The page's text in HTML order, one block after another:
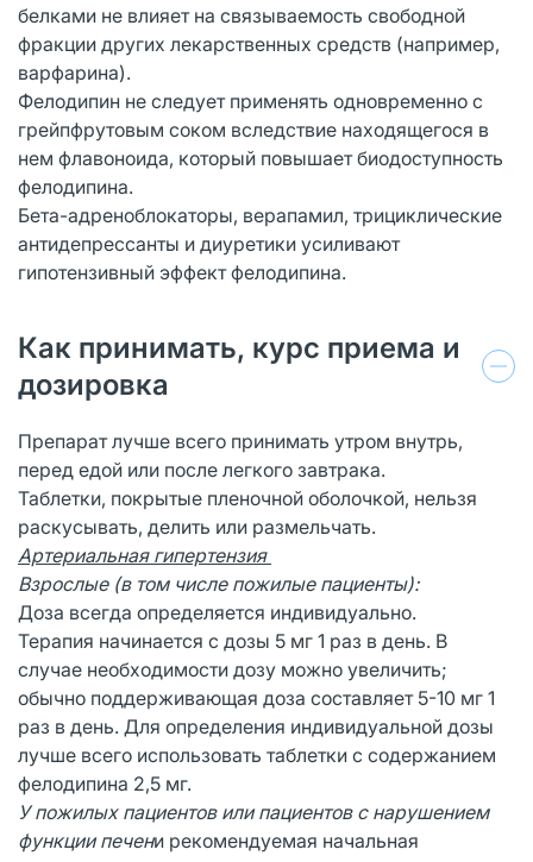
белками не влияет на связываемость свободной
фракции других лекарственных средств (например,
варфарина).
Фелодипин не следует применять одновременно с
грейпфрутовым соком вследствие находящегося в
нем флавоноида, который повышает биодоступность
фелодипина.
Бета-адреноблокаторы, верапамил, трициклические
антидепрессанты и диуретики усиливают
гипотензивный эффект фелодипина.
Как принимать, курс приема и
дозировка
Препарат лучше всего принимать утром внутрь,
перед едой или после легкого завтрака.
Таблетки, покрытые пленочной оболочкой, нельзя
раскусывать, делить или размельчать.
Артериальная гипертензия
Взрослые (в том числе пожилые пациенты):
Доза всегда определяется индивидуально.
Терапия начинается с дозы 5 мг 1 раз в день. В
случае необходимости дозу можно увеличить;
обычно поддерживающая доза составляет 5-10 мг 1
раз в день. Для определения индивидуальной дозы
лучше всего использовать таблетки с содержанием
фелодипина 2,5 мг.
У пожилых пациентов или пациентов с нарушением
функции печени рекомендуемая начальная